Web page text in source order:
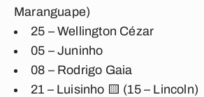
Maranguape)
25 – Wellington Cézar
05 – Juninho
08 – Rodrigo Gaia
21 – Luisinho 🟨 (15 – Lincoln)